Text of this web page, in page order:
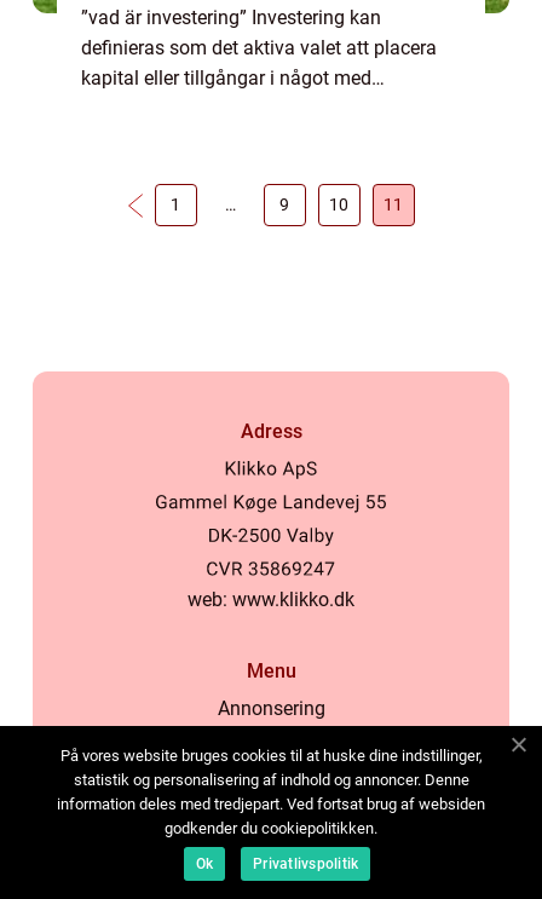
”vad är investering” Investering kan
definieras som det aktiva valet att placera
kapital eller tillgångar i något med
1 … 9 10 11
Adress
web: www.klikko.dk
Menu
Annonsering
Cookies
Kontakta oss
Sitemap
På vores website bruges cookies til at huske dine indstillinger,
statistik og personalisering af indhold og annoncer. Denne
information deles med tredjepart. Ved fortsat brug af websiden
godkender du cookiepolitikken.
Ok Privatlivspolitik